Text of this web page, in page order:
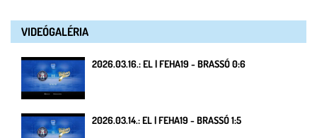
VIDEÓGALÉRIA
2026.03.16.: EL | FEHA19 - BRASSÓ 0:6
2026.03.14.: EL | FEHA19 - BRASSÓ 1:5